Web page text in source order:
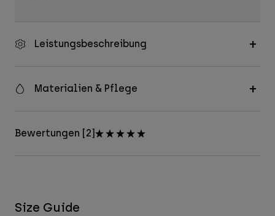
Leistungsbeschreibung
Materialien & Pflege
Bewertungen [2]
Size Guide